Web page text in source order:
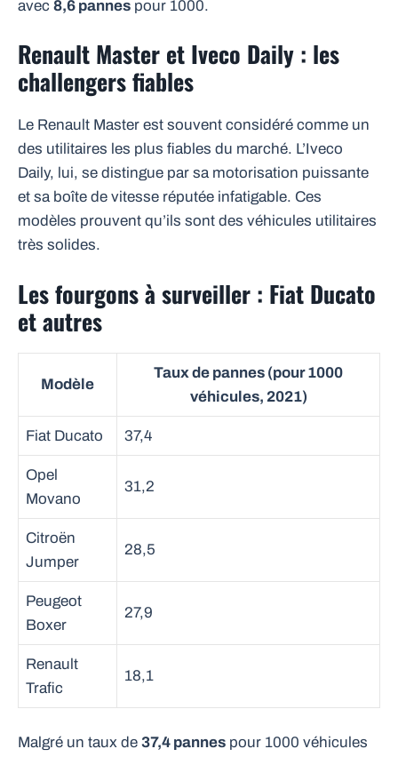
avec 8,6 pannes pour 1000.
Renault Master et Iveco Daily : les
challengers fiables
Le Renault Master est souvent considéré comme un
des utilitaires les plus fiables du marché. L’Iveco
Daily, lui, se distingue par sa motorisation puissante
et sa boîte de vitesse réputée infatigable. Ces
modèles prouvent qu’ils sont des véhicules utilitaires
très solides.
Les fourgons à surveiller : Fiat Ducato
et autres
Modèle
Taux de pannes (pour 1000
véhicules, 2021)
Fiat Ducato 37,4
Opel
Movano
31,2
Citroën
Jumper
28,5
Peugeot
Boxer
27,9
Renault
Trafic
18,1
Malgré un taux de 37,4 pannes pour 1000 véhicules